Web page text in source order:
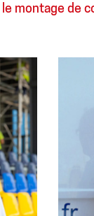
le montage de